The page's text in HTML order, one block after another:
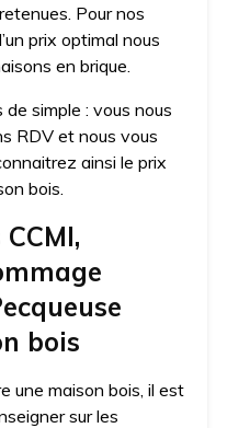
Pour nos
prix optimal nous
en brique.
simple : vous nous
RDV et nous vous
ainsi le prix
bois.
bois
une maison bois, il est
sur les